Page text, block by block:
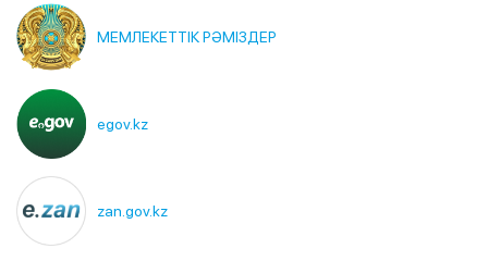
МЕМЛЕКЕТТІК РӘМІЗДЕР
egov.kz
zan.gov.kz